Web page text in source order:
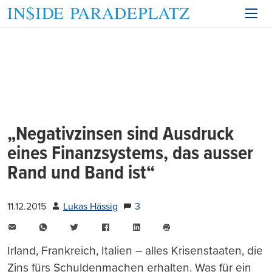
„Negativzinsen sind Ausdruck
eines Finanzsystems, das ausser
Rand und Band ist“
11.12.2015 Lukas Hässig
3
WhatsAppTwitter FacebookLinkedIn
drucken
Irland, Frankreich, Italien – alles Krisenstaaten, die
Zins fürs Schuldenmachen erhalten. Was für ein